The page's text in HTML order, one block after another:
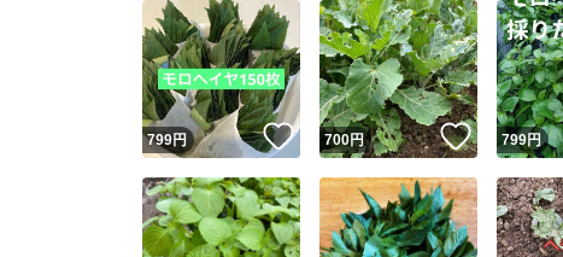
799円 いいね！
700円 いいね！
799円